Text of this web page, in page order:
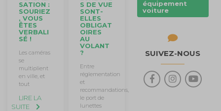
SATION :
SOURIEZ
, VOUS
ÊTES
VERBALI
SÉ !
Les caméras
se
multiplient
en ville, et
tout
LIRE LA
SUITE
S DE VUE
SONT-
ELLES
OBLIGAT
OIRES
AU
VOLANT
?
Entre
réglementation
et
recommandations,
le port de
lunettes
équipement
voiture
SUIVEZ-NOUS